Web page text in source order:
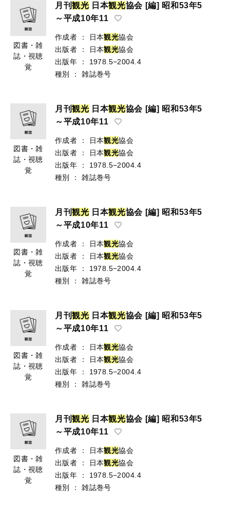
図書・雑
誌・視聴
覚
月刊観光 日本観光協会 [編] 昭和53年5
～平成10年11
作成者 ： 日本観光協会
出版者
： 日本観光協会
出版年
：
1978.5−2004.4
種別
： 雑誌巻号
図書・雑
誌・視聴
覚
月刊観光 日本観光協会 [編] 昭和53年5
～平成10年11
作成者 ： 日本観光協会
出版者
： 日本観光協会
出版年
：
1978.5−2004.4
種別
： 雑誌巻号
図書・雑
誌・視聴
覚
月刊観光 日本観光協会 [編] 昭和53年5
～平成10年11
作成者 ： 日本観光協会
出版者
： 日本観光協会
出版年
：
1978.5−2004.4
種別
： 雑誌巻号
図書・雑
誌・視聴
覚
月刊観光 日本観光協会 [編] 昭和53年5
～平成10年11
作成者 ： 日本観光協会
出版者
： 日本観光協会
出版年
：
1978.5−2004.4
種別
： 雑誌巻号
図書・雑
誌・視聴
覚
月刊観光 日本観光協会 [編] 昭和53年5
～平成10年11
作成者 ： 日本観光協会
出版者
： 日本観光協会
出版年
：
1978.5−2004.4
種別
： 雑誌巻号